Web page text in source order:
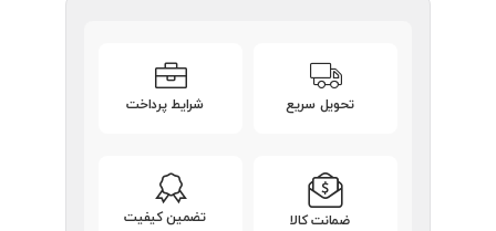
تحویل سریع شرایط پرداخت
ضمانت کالا تضمین کیفیت